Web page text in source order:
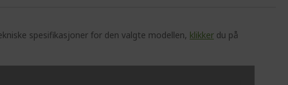
spesifikasjoner for den valgte modellen, klikker du på